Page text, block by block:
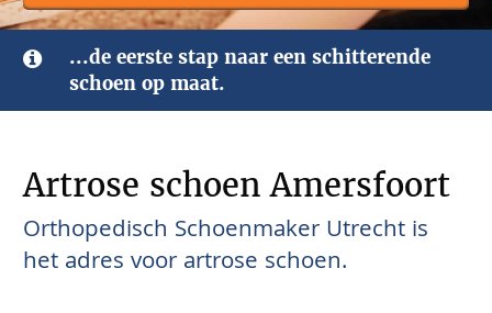
...de eerste stap naar een schitterende
schoen op maat.
Artrose schoen Amersfoort
Orthopedisch Schoenmaker Utrecht is
het adres voor artrose schoen.